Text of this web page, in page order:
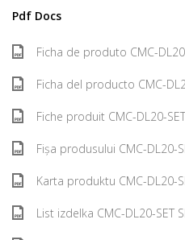
Pdf Docs
Ficha de produto CMC-
Ficha del producto CMC-
Fiche produit CMC-DL20-
Fișa produsului CMC-DL20-
Karta produktu CMC-DL20-
List izdelka CMC-DL20-SET